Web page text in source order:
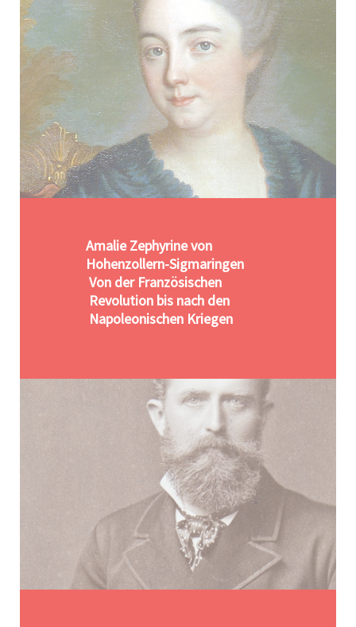
Amalie Zephyrine von
Hohenzollern-Sigmaringen
Von der Französischen
Revolution bis nach den
Napoleonischen Kriegen